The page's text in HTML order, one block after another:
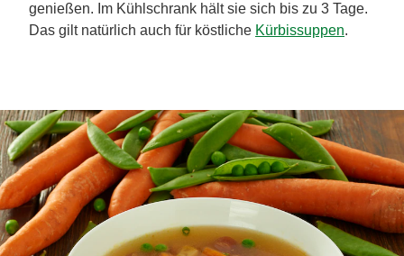
genießen. Im Kühlschrank hält sie sich bis zu 3 Tage.
Das gilt natürlich auch für köstliche Kürbissuppen.